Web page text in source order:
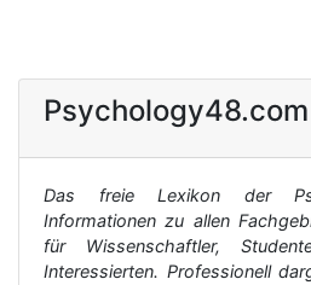
Psychology48.com
Das freie Lexikon der
Informationen zu allen
für Wissenschaftler,
Interessierten. Professionell